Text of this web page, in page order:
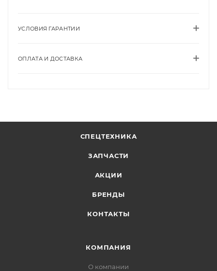
УСЛОВИЯ ГАРАНТИИ
ОПЛАТА И ДОСТАВКА
СПЕЦТЕХНИКА
ЗАПЧАСТИ
АКЦИИ
БРЕНДЫ
КОНТАКТЫ
КОМПАНИЯ
О компании